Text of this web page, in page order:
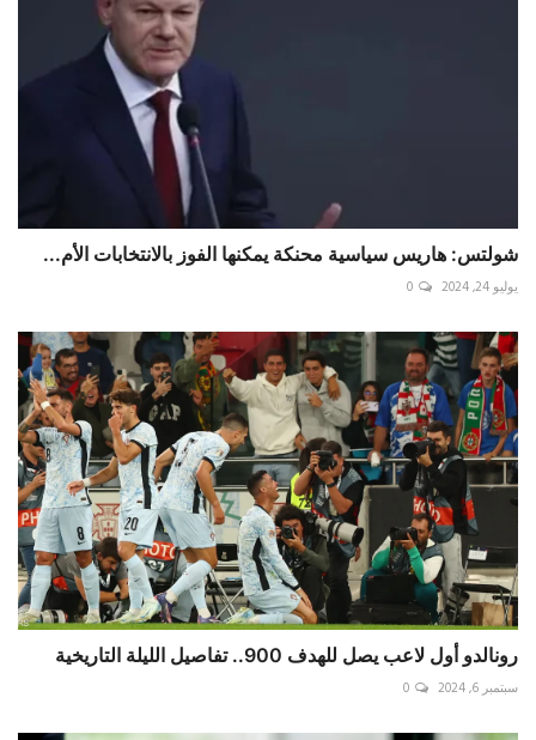
شولتس: هاريس سياسية محنكة يمكنها الفوز بالانتخابات الأم...
يوليو 24, 2024 0
رونالدو أول لاعب يصل للهدف 900.. تفاصيل الليلة التاريخية
سبتمبر 6, 2024 0